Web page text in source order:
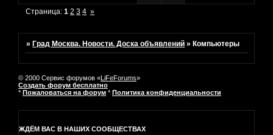
Страница:1 2 3 4 »
»Град Москва. Новости. Доска объявлений »Компьютеры
© 2000 Сервис форумов «LiFeForums»
Создать форум бесплатно
* Пожаловаться на форум * Политика конфиденциальности
ЖДЁМ ВАС В НАШИХ СООБЩЕСТВАХ